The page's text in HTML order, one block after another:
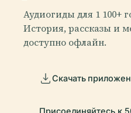
Аудиогиды для 1 100+
История, рассказы и
доступно офлайн.
Скачать
Присоединяйтесь к